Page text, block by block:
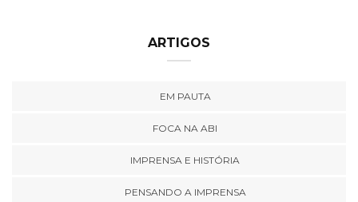
ARTIGOS
EM PAUTA
FOCA NA ABI
IMPRENSA E HISTÓRIA
PENSANDO A IMPRENSA